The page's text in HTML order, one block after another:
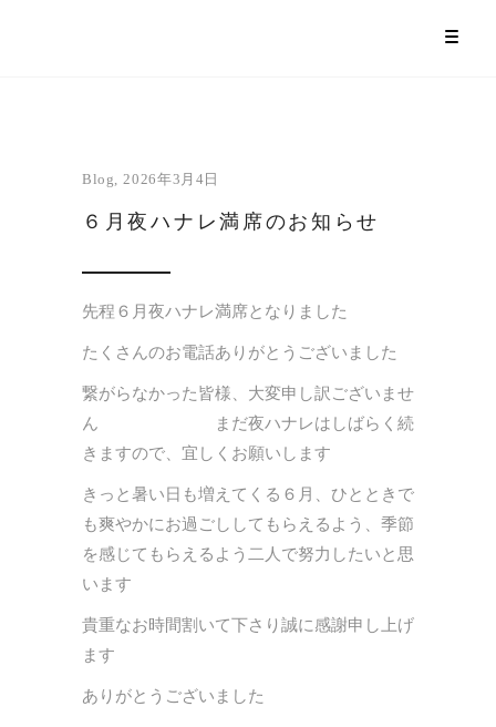
Blog 2026年3月4日
６月夜ハナレ満席のお知らせ
先程６月夜ハナレ満席となりました
たくさんのお電話ありがとうございました
繋がらなかった皆様、大変申し訳ございませ
ん まだ夜ハナレはしばらく続
きますので、宜しくお願いします
きっと暑い日も増えてくる６月、ひとときで
も爽やかにお過ごししてもらえるよう、季節
を感じてもらえるよう二人で努力したいと思
います
貴重なお時間割いて下さり誠に感謝申し上げ
ます
ありがとうございました